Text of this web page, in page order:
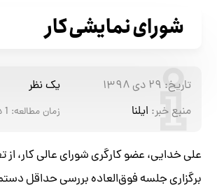
شورای نمایشی کار
تاریخ: ۲۹ دی ۱۳۹۸
یک نظر
منبع خبر: ایلنا زمان مطالعه: 1
علی خدایی، عضو کارگری شورای عالی کار، از